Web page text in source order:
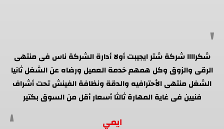
شكراااا شركة شتر ايجيبت أولا أدارة الشركة ناس فى منتهى
الرقى والزوق وكل همهم خدمة العميل ورضاه عن الشغل ثانيا
الشغل منتهى الأحترافيه والدقة ونظافة الفينش تحت أشراف
فنيين فى غاية المهارة ثالثا أسعار أقل من السوق بكتير
ايمي